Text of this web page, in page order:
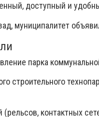
доступный и
муниципалитет
парка
строительного
контактных